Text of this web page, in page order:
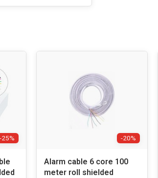
-25% -20%
Alarm cable 6 core 100
meter roll shielded